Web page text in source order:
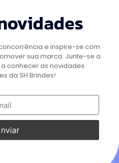
e inspire-se com
sua marca. Junte-se a
conhecer as novidades
da SH Brindes!